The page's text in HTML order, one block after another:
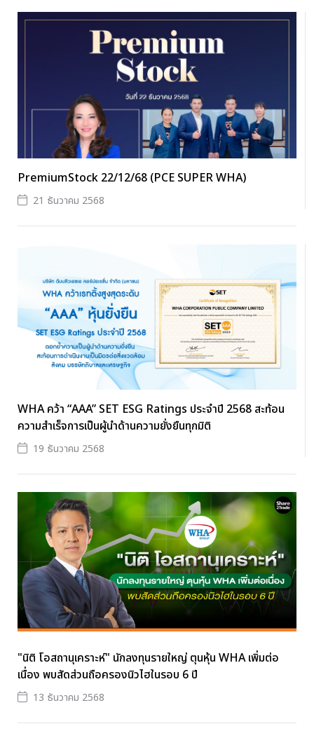
PremiumStock 22/12/68 (PCE SUPER WHA)
21 ธันวาคม 2568
WHA คว้า “AAA” SET ESG Ratings ประจำปี 2568 สะท้อน
ความสำเร็จการเป็นผู้นำด้านความยั่งยืนทุกมิติ
19 ธันวาคม 2568
"นิติ โอสถานุเคราะห์" นักลงทุนรายใหญ่ ตุนหุ้น WHA เพิ่มต่อ
เนื่อง พบสัดส่วนถือครองนิวไฮในรอบ 6 ปี
13 ธันวาคม 2568